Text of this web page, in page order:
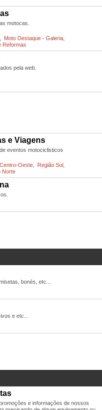
motocas.
Moto Destaque - Galeria
Reformas
pela web.
e Viagens
eventos motociclisticos
Oeste Região Sul
Norte
bonés, etc...
e etc...
e informações de nossos